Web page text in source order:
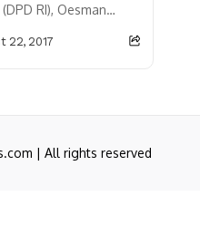
RI), Oesman
Vietnam Nguyen...
22, 2017
| All rights reserved